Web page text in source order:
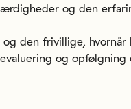
og den
den frivillige,
og opfølgning